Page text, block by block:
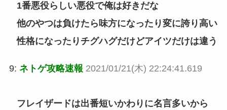
1番悪役らしい悪役で俺は好きだな
他のやつは負けたら味方になったり変に誇り高い
性格になったりチグハグだけどアイツだけは違う
9: ネトゲ攻略速報 2021/01/21(木) 22:24:41.619
フレイザードは出番短いかわりに名言多いから